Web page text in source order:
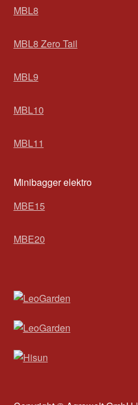
MBL8
MBL8 Zero Tail
MBL9
MBL10
MBL11
Minibagger elektro
MBE15
MBE20